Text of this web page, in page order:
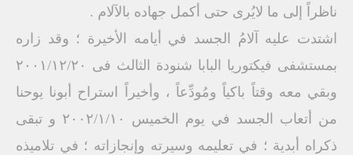
ناظراً إلى ما لايُرى حتى أكمل جهاده بالآلام .
اشتدت عليه آلامُ الجسد في أيامه الأخيرة ؛ وقد زاره
بمستشفى فيكتوريا البابا شنودة الثالث فى ٢٠٠١/١٢/٢٠
وبقي معه وقتاً باكياً ومُودِّعاً ، وأخيراً استراح أبونا يوحنا
من أتعاب الجسد في يوم الخميس ٢٠٠٢/١/١٠ و تبقى
ذكراه أبدية ؛ في تعليمه وسيرته وإنجازاته ؛ في تلاميذه